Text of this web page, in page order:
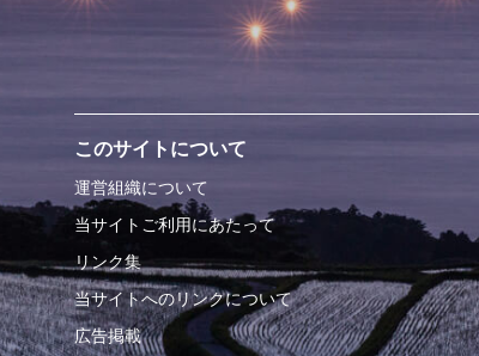
このサイトについて
運営組織について
当サイトご利用にあたって
リンク集
当サイトへのリンクについて
広告掲載